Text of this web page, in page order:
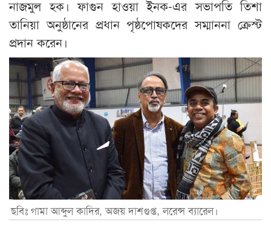
নাজমুল হক। ফাগুন হাওয়া ইনক-এর সভাপতি তিশা
তানিয়া অনুষ্ঠানের প্রধান পৃষ্ঠপোষকদের সম্মাননা ক্রেস্ট
প্রদান করেন।
ছবিঃ গামা আব্দুল কাদির, অজয় দাশগুপ্ত, লরেন্স ব্যারেল।